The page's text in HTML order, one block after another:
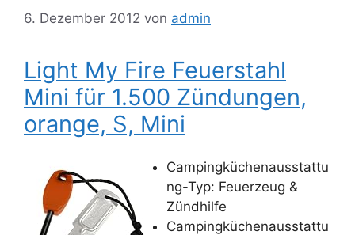
6. Dezember 2012 von admin
Light My Fire Feuerstahl
Mini für 1.500 Zündungen,
orange, S, Mini
Campingküchenausstattu
ng-Typ: Feuerzeug &
Zündhilfe
Campingküchenausstattu